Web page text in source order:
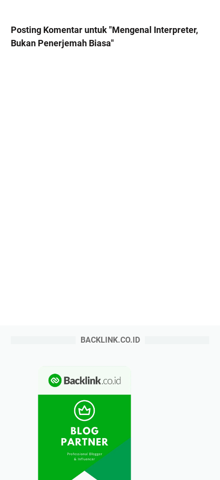
Posting Komentar untuk "Mengenal Interpreter,
Bukan Penerjemah Biasa"
BACKLINK.CO.ID